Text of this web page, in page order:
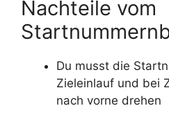
Nachteile vom
Du musst die
Zieleinlauf und bei
nach vorne drehen